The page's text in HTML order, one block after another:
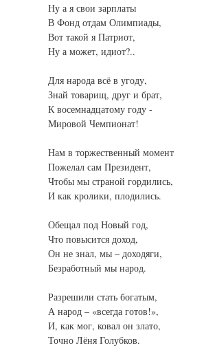
Ну а я свои зарплаты
В Фонд отдам Олимпиады,
Вот такой я Патриот,
Ну а может, идиот?..
Для народа всё в угоду,
Знай товарищ, друг и брат,
К восемнадцатому году -
Мировой Чемпионат!
Нам в торжественный момент
Пожелал сам Президент,
Чтобы мы страной гордились,
И как кролики, плодились.
Обещал под Новый год,
Что повысится доход,
Он не знал, мы – доходяги,
Безработный мы народ.
Разрешили стать богатым,
А народ – «всегда готов!»,
И, как мог, ковал он злато,
Точно Лёня Голубков.